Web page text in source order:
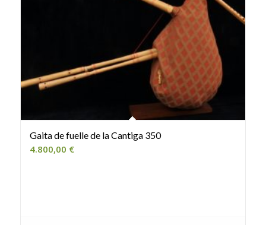
Gaita de fuelle de la Cantiga 350
4.800,00 €